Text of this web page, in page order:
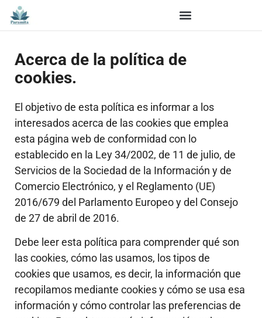
Acerca de la política de
cookies.
El objetivo de esta política es informar a los
interesados acerca de las cookies que emplea
esta página web de conformidad con lo
establecido en la Ley 34/2002, de 11 de julio, de
Servicios de la Sociedad de la Información y de
Comercio Electrónico, y el Reglamento (UE)
2016/679 del Parlamento Europeo y del Consejo
de 27 de abril de 2016.
Debe leer esta política para comprender qué son
las cookies, cómo las usamos, los tipos de
cookies que usamos, es decir, la información que
recopilamos mediante cookies y cómo se usa esa
información y cómo controlar las preferencias de